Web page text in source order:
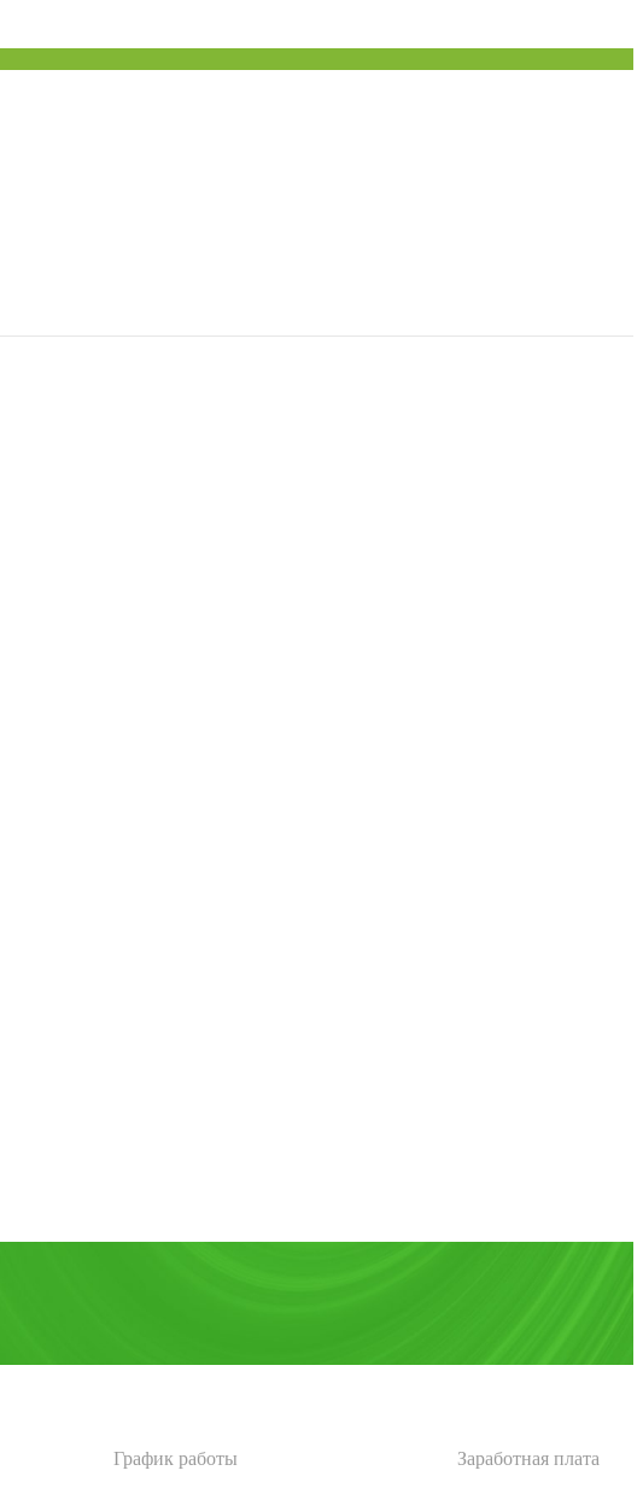
График работы Заработная плата